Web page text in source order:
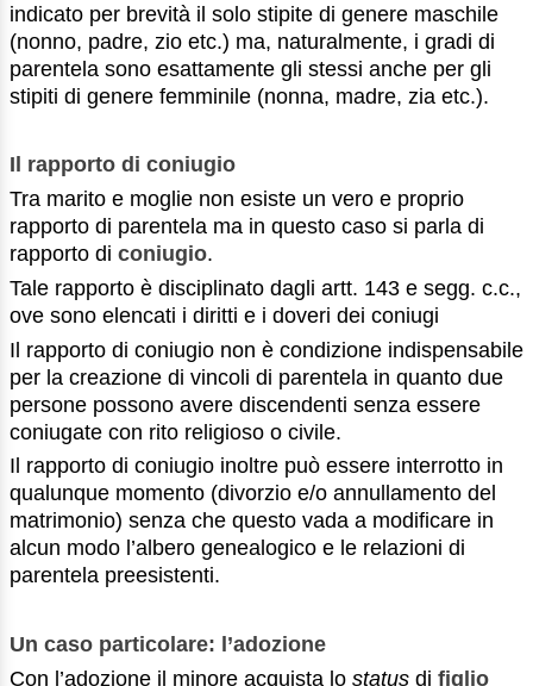
indicato per brevità il solo stipite di genere maschile
(nonno, padre, zio etc.) ma, naturalmente, i gradi di
parentela sono esattamente gli stessi anche per gli
stipiti di genere femminile (nonna, madre, zia etc.).
Il rapporto di coniugio
Tra marito e moglie non esiste un vero e proprio
rapporto di parentela ma in questo caso si parla di
rapporto di coniugio.
Tale rapporto è disciplinato dagli artt. 143 e segg. c.c.,
ove sono elencati i diritti e i doveri dei coniugi
Il rapporto di coniugio non è condizione indispensabile
per la creazione di vincoli di parentela in quanto due
persone possono avere discendenti senza essere
coniugate con rito religioso o civile.
Il rapporto di coniugio inoltre può essere interrotto in
qualunque momento (divorzio e/o annullamento del
matrimonio) senza che questo vada a modificare in
alcun modo l’albero genealogico e le relazioni di
parentela preesistenti.
Un caso particolare: l’adozione
Con l’adozione il minore acquista lo status di figlio